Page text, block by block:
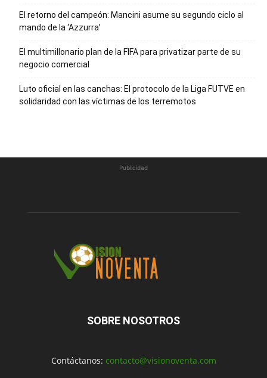
El retorno del campeón: Mancini asume su segundo ciclo al
mando de la ‘Azzurra’
El multimillonario plan de la FIFA para privatizar parte de su
negocio comercial
Luto oficial en las canchas: El protocolo de la Liga FUTVE en
solidaridad con las víctimas de los terremotos
Publicidad
SOBRE NOSOTROS
Contáctanos: contacto@visionoventa.com